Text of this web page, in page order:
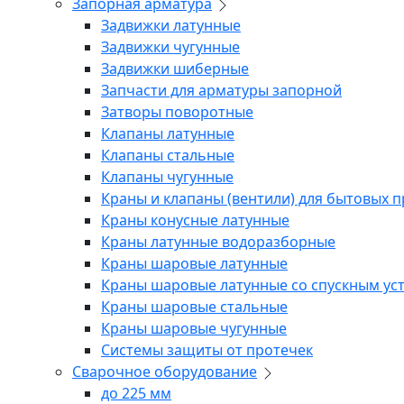
Запорная арматура
Задвижки латунные
Задвижки чугунные
Задвижки шиберные
Запчасти для арматуры запорной
Затворы поворотные
Клапаны латунные
Клапаны стальные
Клапаны чугунные
Краны и клапаны (вентили) для бытовых
Краны конусные латунные
Краны латунные водоразборные
Краны шаровые латунные
Краны шаровые латунные со спускным
Краны шаровые стальные
Краны шаровые чугунные
Системы защиты от протечек
Сварочное оборудование
до 225 мм